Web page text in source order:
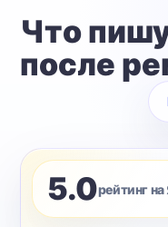
Что
после
5.0рейтинг